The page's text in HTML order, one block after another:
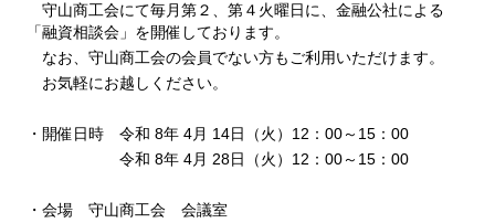
守山商工会にて毎月第２、第４火曜日に、金融公社による
「融資相談会」を開催しております。
なお、守山商工会の会員でない方もご利用いただけます。
お気軽にお越しください。
・開催日時 令和 8年 4月 14日（火）12：00～15：00
令和 8年 4月 28日（火）12：00～15：00
・会場 守山商工会 会議室